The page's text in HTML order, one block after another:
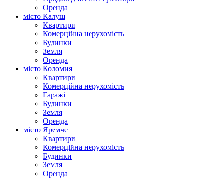
Оренда
місто Калуш
Квартири
Комерційна нерухомість
Будинки
Земля
Оренда
місто Коломия
Квартири
Комерційна нерухомість
Гаражі
Будинки
Земля
Оренда
місто Яремче
Квартири
Комерційна нерухомість
Будинки
Земля
Оренда